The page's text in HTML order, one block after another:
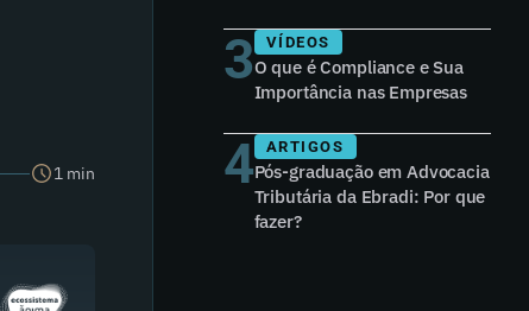
1 min
3 VÍDEOS
O que é Compliance e Sua
Importância nas Empresas
4 ARTIGOS
Pós-graduação em Advocacia
Tributária da Ebradi: Por que
fazer?